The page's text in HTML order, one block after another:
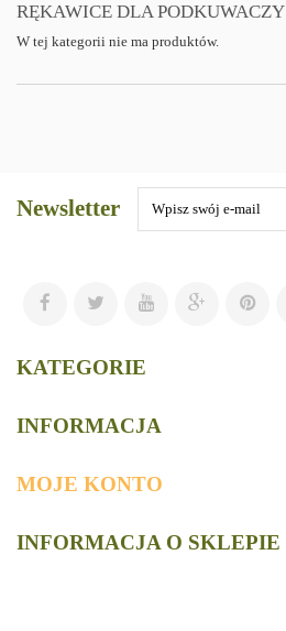
RĘKAWICE DLA PODKUWACZY
W tej kategorii nie ma produktów.
Newsletter
KATEGORIE
INFORMACJA
MOJE KONTO
INFORMACJA O SKLEPIE